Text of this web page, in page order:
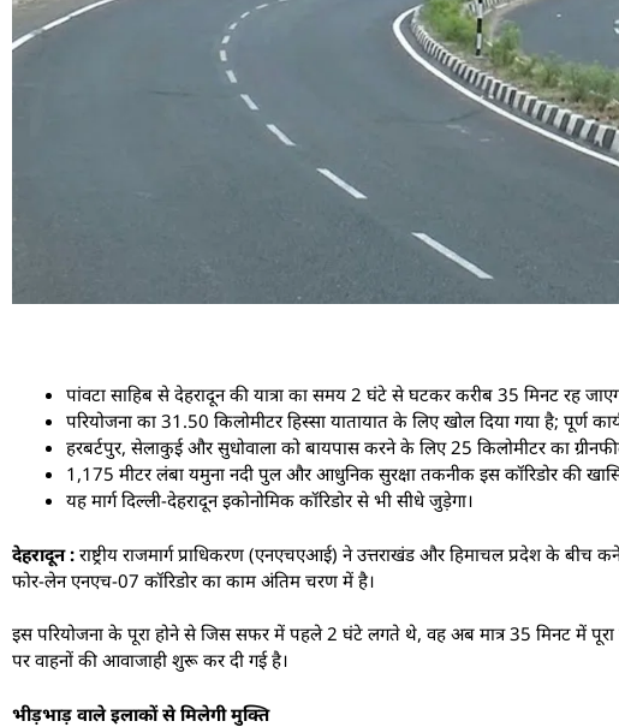
पांवटा साहिब से देहरादून की यात्रा का समय 2 घंटे से घटकर करीब 35 मिनट रह
परियोजना का 31.50 किलोमीटर हिस्सा यातायात के लिए खोल दिया गया है; पूर्ण
हरबर्टपुर, सेलाकुई और सुधोवाला को बायपास करने के लिए 25 किलोमीटर का
1,175 मीटर लंबा यमुना नदी पुल और आधुनिक सुरक्षा तकनीक इस कॉरिडोर की
यह मार्ग दिल्ली-देहरादून इकोनोमिक कॉरिडोर से भी सीधे जुड़ेगा।
देहरादून : राष्ट्रीय राजमार्ग प्राधिकरण (एनएचएआई) ने उत्तराखंड और हिमाचल प्रदेश के
फोर-लेन एनएच-07 कॉरिडोर का काम अंतिम चरण में है।
इस परियोजना के पूरा होने से जिस सफर में पहले 2 घंटे लगते थे, वह अब मात्र 35 मिनट में पूरा
पर वाहनों की आवाजाही शुरू कर दी गई है।
भीड़भाड़ वाले इलाकों से मिलेगी मुक्ति